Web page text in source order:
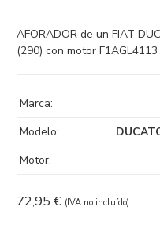
AFORADOR de un FIAT
(290) con motor
72,95 € (IVA no incluído)
Marca:
Modelo:
Motor: